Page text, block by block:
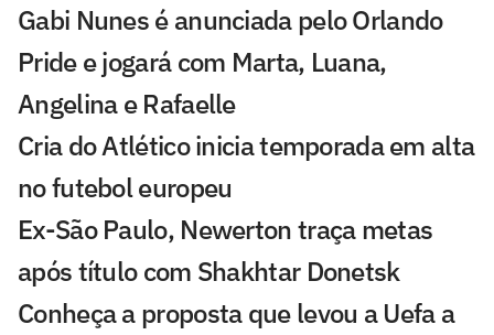
Gabi Nunes é anunciada pelo Orlando
Pride e jogará com Marta, Luana,
Angelina e Rafaelle
Cria do Atlético inicia temporada em alta
no futebol europeu
Ex-São Paulo, Newerton traça metas
após título com Shakhtar Donetsk
Conheça a proposta que levou a Uefa a